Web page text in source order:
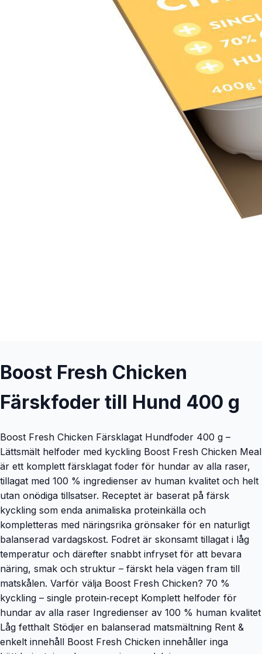
Boost Fresh Chicken
Färskfoder till Hund 400 g
Boost Fresh Chicken Färsklagat Hundfoder 400 g –
Lättsmält helfoder med kyckling Boost Fresh Chicken Meal
är ett komplett färsklagat foder för hundar av alla raser,
tillagat med 100 % ingredienser av human kvalitet och helt
utan onödiga tillsatser. Receptet är baserat på färsk
kyckling som enda animaliska proteinkälla och
kompletteras med näringsrika grönsaker för en naturligt
balanserad vardagskost. Fodret är skonsamt tillagat i låg
temperatur och därefter snabbt infryset för att bevara
näring, smak och struktur – färskt hela vägen fram till
matskålen. Varför välja Boost Fresh Chicken? 70 %
kyckling – single protein‑recept Komplett helfoder för
hundar av alla raser Ingredienser av 100 % human kvalitet
Låg fetthalt Stödjer en balanserad matsmältning Rent &
enkelt innehåll Boost Fresh Chicken innehåller inga